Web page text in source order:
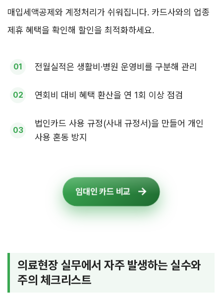
매입세액공제와 계정처리가 쉬워집니다. 카드사와의 업종
제휴 혜택을 확인해 할인을 최적화하세요.
전월실적은 생활비·병원 운영비를 구분해 관리
연회비 대비 혜택 환산을 연 1회 이상 점검
법인카드 사용 규정(사내 규정서)을 만들어 개인
사용 혼동 방지
임대인 카드 비교
의료현장 실무에서 자주 발생하는 실수와
주의 체크리스트